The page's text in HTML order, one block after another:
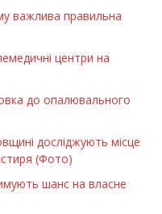
важлива правильна
центри на
до опалювального
досліджують місце
(Фото)
шанс на власне